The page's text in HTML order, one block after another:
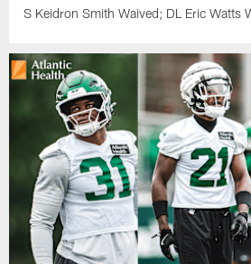
S Keidron Smith Waived; DL Eric Watts